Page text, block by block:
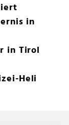
in
in Tirol
Heli